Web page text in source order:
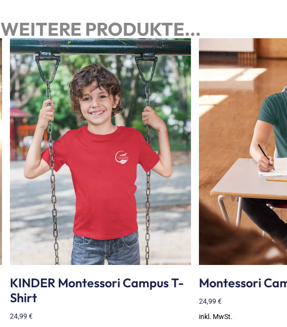
WEITERE PRODUKTE...
KINDER Montessori Campus T-
Shirt
24,99€
Montessori
24,99 €
inkl. MwSt.